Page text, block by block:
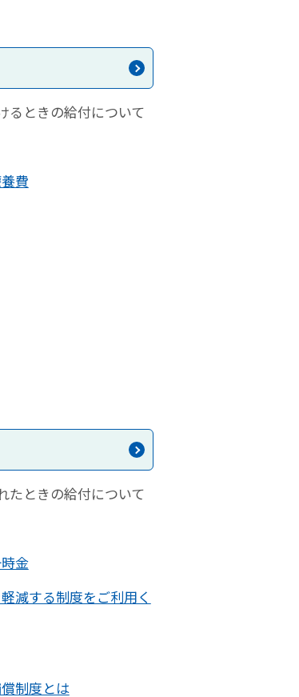
るときの給付について
費
たときの給付について
金
減する制度をご利用く
制度とは